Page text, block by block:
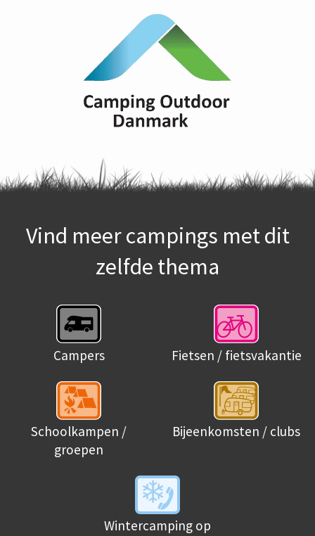
Vind meer campings met dit
zelfde thema
Campers Fietsen / fietsvakantie
Schoolkampen /
groepen
Bijeenkomsten / clubs
Wintercamping op